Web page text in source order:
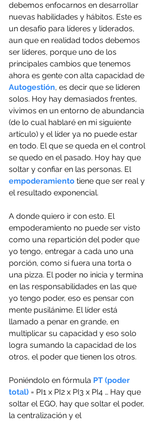
debemos enfocarnos en desarrollar
nuevas habilidades y hábitos. Este es
un desafío para líderes y liderados,
aun que en realidad todos debemos
ser líderes, porque uno de los
principales cambios que tenemos
ahora es gente con alta capacidad de
Autogestión, es decir que se lideren
solos. Hoy hay demasiados frentes,
vivimos en un entorno de abundancia
(de lo cual hablaré en mi siguiente
artículo) y el líder ya no puede estar
en todo. El que se queda en el control
se quedo en el pasado. Hoy hay que
soltar y confiar en las personas. El
empoderamiento tiene que ser real y
el resultado exponencial.
A donde quiero ir con esto. El
empoderamiento no puede ser visto
como una repartición del poder que
yo tengo, entregar a cada uno una
porción, como si fuera una torta o
una pizza. El poder no inicia y termina
en las responsabilidades en las que
yo tengo poder, eso es pensar con
mente pusilánime. El líder está
llamado a penar en grande, en
multiplicar su capacidad y eso solo
logra sumando la capacidad de los
otros, el poder que tienen los otros.
Poniéndolo en fórmula PT (poder
total) = PI1 x PI2 x PI3 x PI4 … Hay que
soltar el EGO, hay que soltar el poder,
la centralización y el